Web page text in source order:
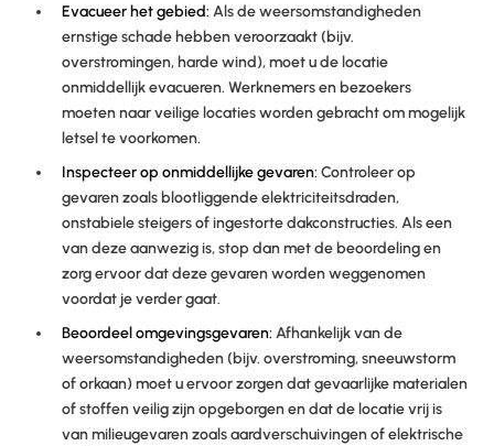
Evacueer het gebied: Als de weersomstandigheden
ernstige schade hebben veroorzaakt (bijv.
overstromingen, harde wind), moet u de locatie
onmiddellijk evacueren. Werknemers en bezoekers
moeten naar veilige locaties worden gebracht om mogelijk
letsel te voorkomen.
Inspecteer op onmiddellijke gevaren: Controleer op
gevaren zoals blootliggende elektriciteitsdraden,
onstabiele steigers of ingestorte dakconstructies. Als een
van deze aanwezig is, stop dan met de beoordeling en
zorg ervoor dat deze gevaren worden weggenomen
voordat je verder gaat.
Beoordeel omgevingsgevaren: Afhankelijk van de
weersomstandigheden (bijv. overstroming, sneeuwstorm
of orkaan) moet u ervoor zorgen dat gevaarlijke materialen
of stoffen veilig zijn opgeborgen en dat de locatie vrij is
van milieugevaren zoals aardverschuivingen of elektrische